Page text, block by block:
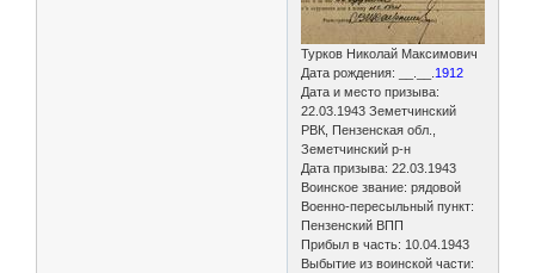
Турков Николай Максимович
Дата рождения: __.__. 1912
Дата и место призыва:
22.03.1943 Земетчинский
РВК, Пензенская обл.,
Земетчинский р-н
Дата призыва: 22.03.1943
Воинское звание: рядовой
Военно-пересыльный пункт:
Пензенский ВПП
Прибыл в часть: 10.04.1943
Выбытие из воинской части: